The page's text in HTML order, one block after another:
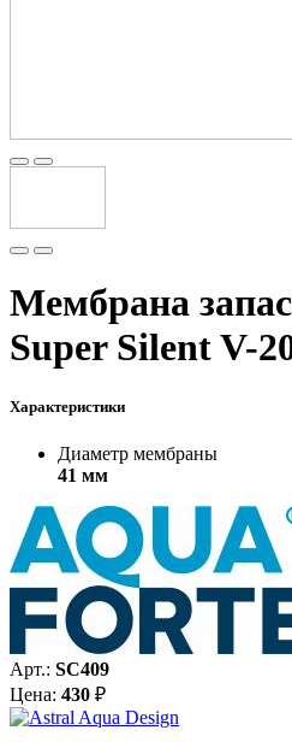
Мембрана
Super Silent V-
Характеристики
Диаметр мембраны
41 мм
Арт.: SC409
Цена: 430 ₽